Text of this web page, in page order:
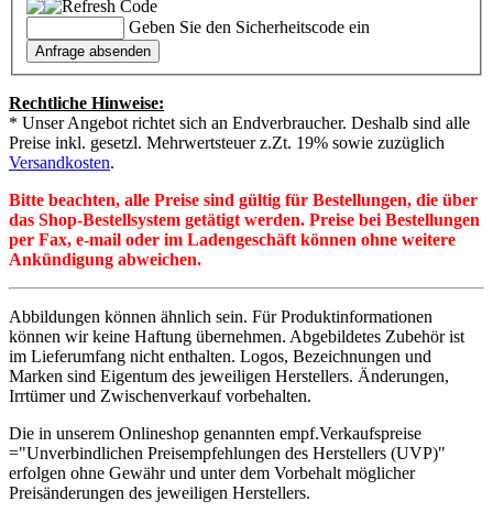
Geben Sie den Sicherheitscode ein
Rechtliche Hinweise:
* Unser Angebot richtet sich an Endverbraucher. Deshalb sind alle
Preise inkl. gesetzl. Mehrwertsteuer z.Zt. 19% sowie zuzüglich
Versandkosten.
Bitte beachten, alle Preise sind gültig für Bestellungen, die über
das Shop-Bestellsystem getätigt werden. Preise bei Bestellungen
per Fax, e-mail oder im Ladengeschäft können ohne weitere
Ankündigung abweichen.
Abbildungen können ähnlich sein. Für Produktinformationen
können wir keine Haftung übernehmen. Abgebildetes Zubehör ist
im Lieferumfang nicht enthalten. Logos, Bezeichnungen und
Marken sind Eigentum des jeweiligen Herstellers. Änderungen,
Irrtümer und Zwischenverkauf vorbehalten.
Die in unserem Onlineshop genannten empf.Verkaufspreise
="Unverbindlichen Preisempfehlungen des Herstellers (UVP)"
erfolgen ohne Gewähr und unter dem Vorbehalt möglicher
Preisänderungen des jeweiligen Herstellers.